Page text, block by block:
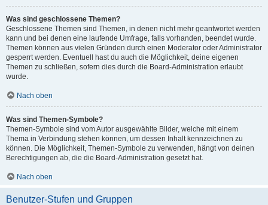
Was sind geschlossene Themen?
Geschlossene Themen sind Themen, in denen nicht mehr geantwortet werden
kann und bei denen eine laufende Umfrage, falls vorhanden, beendet wurde.
Themen können aus vielen Gründen durch einen Moderator oder Administrator
gesperrt werden. Eventuell hast du auch die Möglichkeit, deine eigenen
Themen zu schließen, sofern dies durch die Board-Administration erlaubt
wurde.
Nach oben
Was sind Themen-Symbole?
Themen-Symbole sind vom Autor ausgewählte Bilder, welche mit einem
Thema in Verbindung stehen können, um dessen Inhalt kennzeichnen zu
können. Die Möglichkeit, Themen-Symbole zu verwenden, hängt von deinen
Berechtigungen ab, die die Board-Administration gesetzt hat.
Nach oben
Benutzer-Stufen und Gruppen